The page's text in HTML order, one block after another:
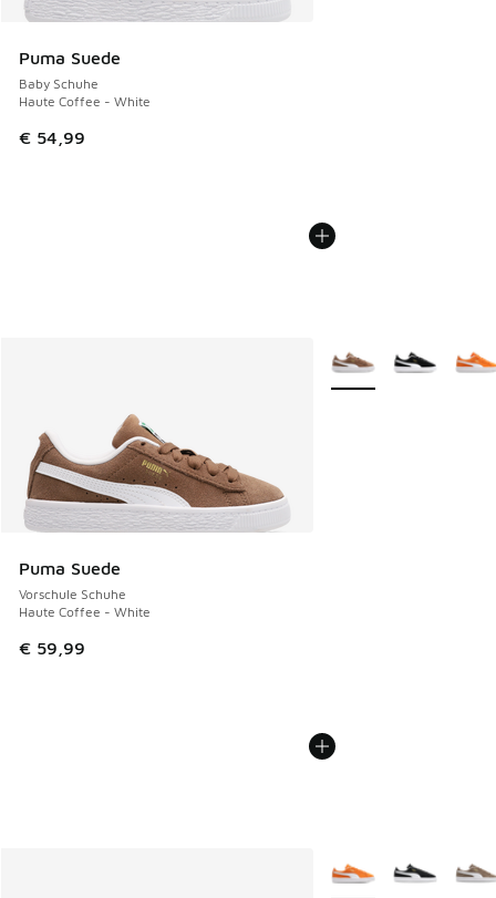
Puma Suede
Baby Schuhe
Haute Coffee - White
€ 54,99
Puma Suede
Vorschule Schuhe
Haute Coffee - White
€ 59,99
Weitere Farben
Weitere Farben